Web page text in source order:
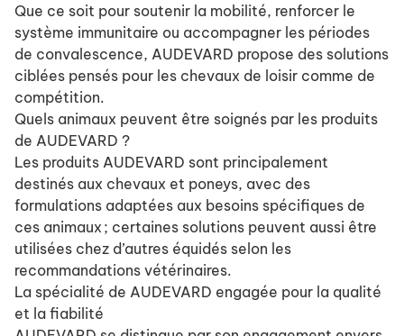
Que ce soit pour soutenir la mobilité, renforcer le
système immunitaire ou accompagner les périodes
de convalescence, AUDEVARD propose des solutions
ciblées pensés pour les chevaux de loisir comme de
compétition.
Quels animaux peuvent être soignés par les produits
de AUDEVARD ?
Les produits AUDEVARD sont principalement
destinés aux chevaux et poneys, avec des
formulations adaptées aux besoins spécifiques de
ces animaux ; certaines solutions peuvent aussi être
utilisées chez d’autres équidés selon les
recommandations vétérinaires.
La spécialité de AUDEVARD engagée pour la qualité
et la fiabilité